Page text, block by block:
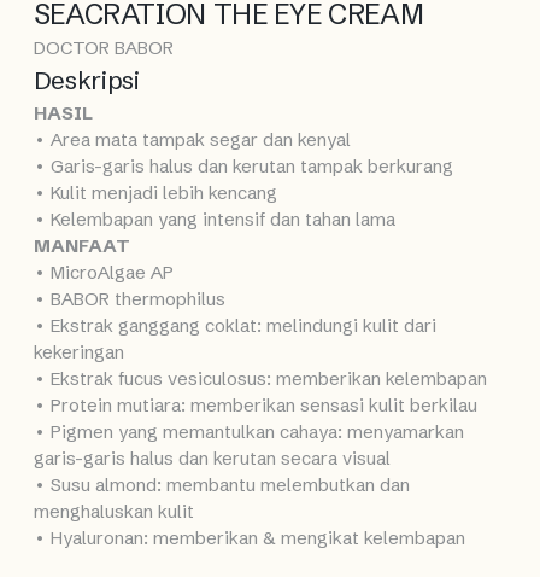
SEACRATION THE EYE CREAM
DOCTOR BABOR
Deskripsi
HASIL
• Area mata tampak segar dan kenyal
• Garis-garis halus dan kerutan tampak berkurang
• Kulit menjadi lebih kencang
• Kelembapan yang intensif dan tahan lama
MANFAAT
• MicroAlgae AP
• BABOR thermophilus
• Ekstrak ganggang coklat: melindungi kulit dari
kekeringan
• Ekstrak fucus vesiculosus: memberikan kelembapan
• Protein mutiara: memberikan sensasi kulit berkilau
• Pigmen yang memantulkan cahaya: menyamarkan
garis-garis halus dan kerutan secara visual
• Susu almond: membantu melembutkan dan
menghaluskan kulit
• Hyaluronan: memberikan & mengikat kelembapan